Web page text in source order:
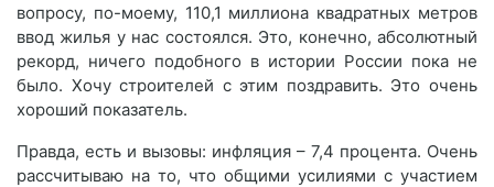
вопросу, по-моему, 110,1 миллиона квадратных метров
ввод жилья у нас состоялся. Это, конечно, абсолютный
рекорд, ничего подобного в истории России пока не
было. Хочу строителей с этим поздравить. Это очень
хороший показатель.
Правда, есть и вызовы: инфляция – 7,4 процента. Очень
рассчитываю на то, что общими усилиями с участием